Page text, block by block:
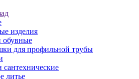
изделия
обувные
для профильной трубы
литье